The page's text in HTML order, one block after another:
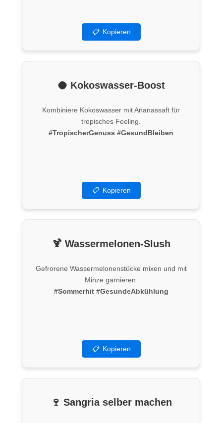
📋 Kopieren
🥥 Kokoswasser-Boost
Kombiniere Kokoswasser mit Ananassaft für
tropisches Feeling.
#TropischerGenuss #GesundBleiben
📋 Kopieren
🍹 Wassermelonen-Slush
Gefrorene Wassermelonenstücke mixen und mit
Minze garnieren.
#Sommerhit #GesundeAbkühlung
📋 Kopieren
🍷 Sangria selber machen